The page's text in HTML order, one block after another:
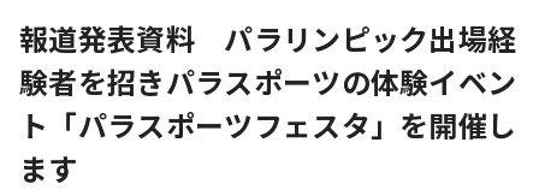
報道発表資料 パラリンピック出場経
験者を招きパラスポーツの体験イベン
ト「パラスポーツフェスタ」を開催し
ます